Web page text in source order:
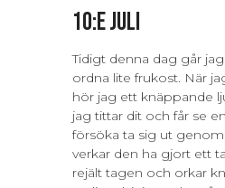
10:e juli
Tidigt denna dag går
ordna lite frukost. När
hör jag ett knäppande
jag tittar dit och får se
försöka ta sig ut
verkar den ha gjort ett
rejält tagen och orkar